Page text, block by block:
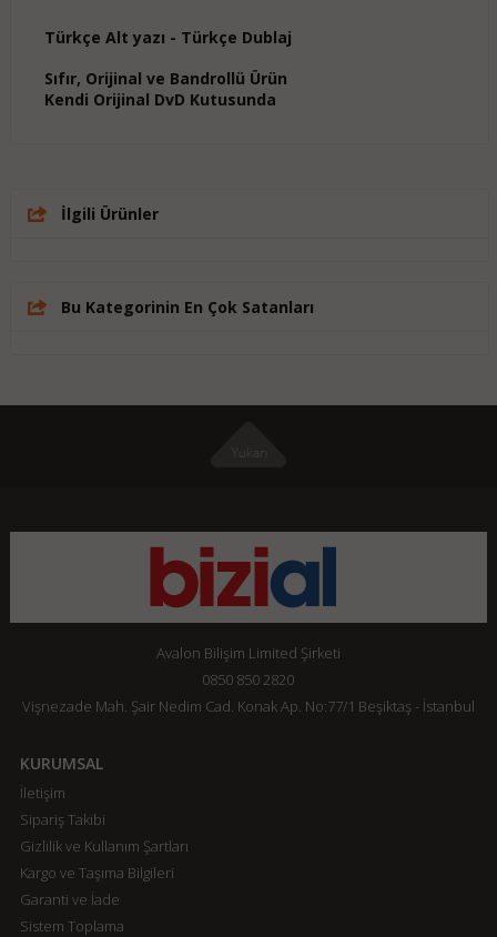
Türkçe Alt yazı - Türkçe Dublaj
Sıfır, Orijinal ve Bandrollü Ürün
Kendi Orijinal DvD Kutusunda
İlgili Ürünler
Bu Kategorinin En Çok Satanları
Avalon Bilişim Limited Şirketi
0850 850 2820
Vişnezade Mah. Şair Nedim Cad. Konak Ap. No:77/1 Beşiktaş - İstanbul
KURUMSAL
İletişim
Sipariş Takibi
Gizlilik ve Kullanım Şartları
Kargo ve Taşıma Bilgileri
Garanti ve İade
Sistem Toplama